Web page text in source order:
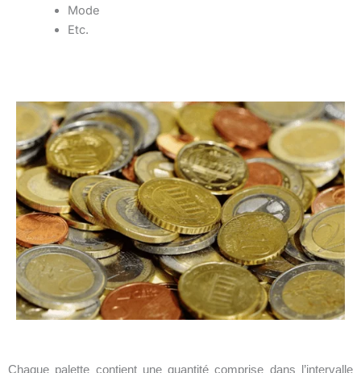
Mode
Etc.
Chaque palette contient une quantité comprise dans l’intervalle